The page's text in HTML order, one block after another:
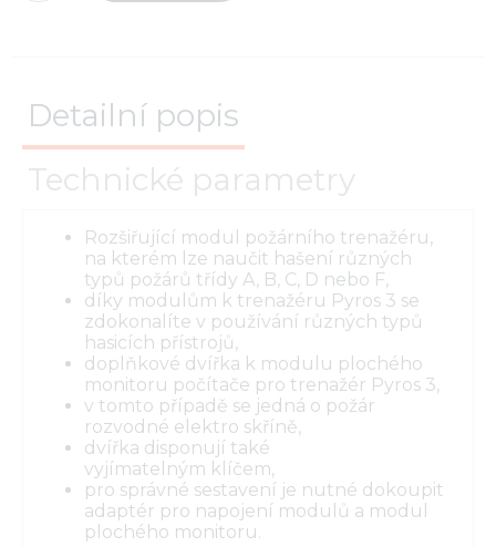
Detailní popis
Technické parametry
Rozšiřující modul požárního trenažéru,
na kterém lze naučit hašení různých
typů požárů třídy A, B, C, D nebo F,
díky modulům k trenažéru Pyros 3 se
zdokonalíte v používání různých typů
hasicích přístrojů,
doplňkové dvířka k modulu plochého
monitoru počítače pro trenažér Pyros 3,
v tomto případě se jedná o požár
rozvodné elektro skříně,
dvířka disponují také
vyjímatelným klíčem,
pro správné sestavení je nutné dokoupit
adaptér pro napojení modulů a modul
plochého monitoru.